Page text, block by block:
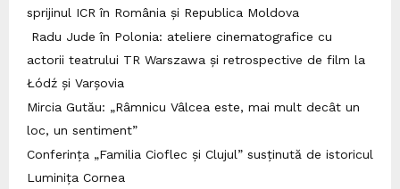
sprijinul ICR în România și Republica Moldova
Radu Jude în Polonia: ateliere cinematografice cu
actorii teatrului TR Warszawa și retrospective de film la
Łódź și Varșovia
Mircia Gutău: „Râmnicu Vâlcea este, mai mult decât un
loc, un sentiment”
Conferința „Familia Cioflec și Clujul” susținută de istoricul
Luminița Cornea